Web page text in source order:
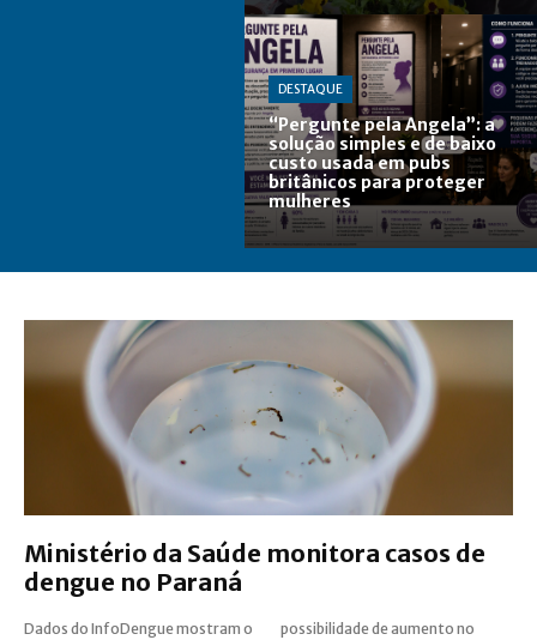
DESTAQUE
“Pergunte pela Angela”: a
solução simples e de baixo
custo usada em pubs
britânicos para proteger
mulheres
Ministério da Saúde monitora casos de
dengue no Paraná
Dados do InfoDengue mostram o
possibilidade de aumento no